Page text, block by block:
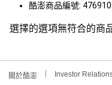
酷澎商品編號:
選擇的選項無符合的商
關於酷澎 Investor